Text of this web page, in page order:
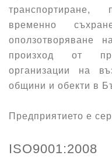
транспортиране,
временно
оползотворяване
произход от
организации на
общини и обекти в
Предприятието е